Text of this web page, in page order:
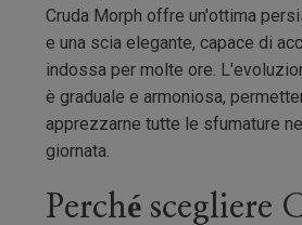
Cruda Morph offre un'ottima
e una scia elegante, capace di
indossa per molte ore.
è graduale e armoniosa,
apprezzarne tutte le sfumature
giornata.
Perché scegliere